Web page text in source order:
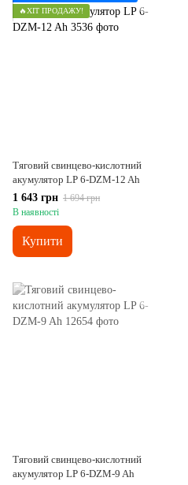
🔥ХІТ ПРОДАЖУ!
Тяговий свинцево-кислотний
акумулятор LP 6-DZM-12 Ah
1 643 грн 1 694 грн
В наявності
Купити
Тяговий свинцево-кислотний
акумулятор LP 6-DZM-9 Ah